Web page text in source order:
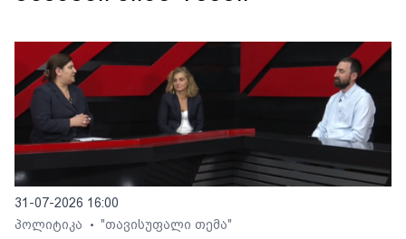
31-07-2026 16:00
პოლიტიკა
• "თავისუფალი თემა"